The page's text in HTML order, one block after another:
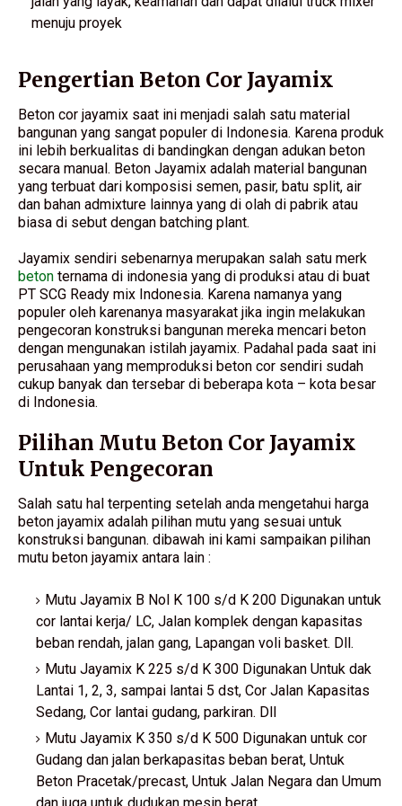
menuju proyek
Pengertian Beton Cor Jayamix
Beton cor jayamix saat ini menjadi salah satu material
bangunan yang sangat populer di Indonesia. Karena produk
ini lebih berkualitas di bandingkan dengan adukan beton
secara manual. Beton Jayamix adalah material bangunan
yang terbuat dari komposisi semen, pasir, batu split, air
dan bahan admixture lainnya yang di olah di pabrik atau
biasa di sebut dengan batching plant.
Jayamix sendiri sebenarnya merupakan salah satu merk
beton ternama di indonesia yang di produksi atau di buat
PT SCG Ready mix Indonesia. Karena namanya yang
populer oleh karenanya masyarakat jika ingin melakukan
pengecoran konstruksi bangunan mereka mencari beton
dengan mengunakan istilah jayamix. Padahal pada saat ini
perusahaan yang memproduksi beton cor sendiri sudah
cukup banyak dan tersebar di beberapa kota – kota besar
di Indonesia.
Pilihan Mutu Beton Cor Jayamix
Untuk Pengecoran
Salah satu hal terpenting setelah anda mengetahui harga
beton jayamix adalah pilihan mutu yang sesuai untuk
konstruksi bangunan. dibawah ini kami sampaikan pilihan
mutu beton jayamix antara lain :
Mutu Jayamix B Nol K 100 s/d K 200 Digunakan untuk
cor lantai kerja/ LC, Jalan komplek dengan kapasitas
beban rendah, jalan gang, Lapangan voli basket. Dll.
Mutu Jayamix K 225 s/d K 300 Digunakan Untuk dak
Lantai 1, 2, 3, sampai lantai 5 dst, Cor Jalan Kapasitas
Sedang, Cor lantai gudang, parkiran. Dll
Mutu Jayamix K 350 s/d K 500 Digunakan untuk cor
Gudang dan jalan berkapasitas beban berat, Untuk
Beton Pracetak/precast, Untuk Jalan Negara dan Umum